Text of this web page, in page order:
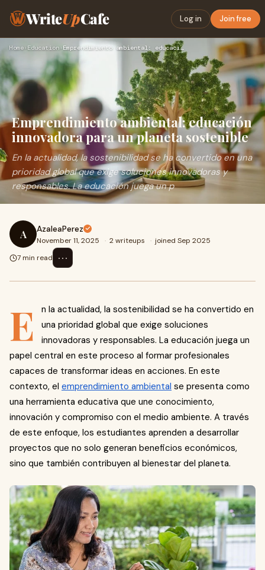
WriteUpCafe Log in Join free
Home› Education› Emprendimiento ambiental: educación innovadora para un plane…
Emprendimiento ambiental: educación
innovadora para un planeta sostenible
En la actualidad, la sostenibilidad se ha convertido en una
prioridad global que exige soluciones innovadoras y
responsables. La educación juega un p
A AzaleaPerez
November 11, 2025 · 2 writeups · joined Sep 2025
7 min read
⋯
E
n la actualidad, la sostenibilidad se ha convertido en
una prioridad global que exige soluciones
innovadoras y responsables. La educación juega un
papel central en este proceso al formar profesionales
capaces de transformar ideas en acciones. En este
contexto, el emprendimiento ambiental se presenta como
una herramienta educativa que une conocimiento,
innovación y compromiso con el medio ambiente. A través
de este enfoque, los estudiantes aprenden a desarrollar
proyectos que no solo generan beneficios económicos,
sino que también contribuyen al bienestar del planeta.